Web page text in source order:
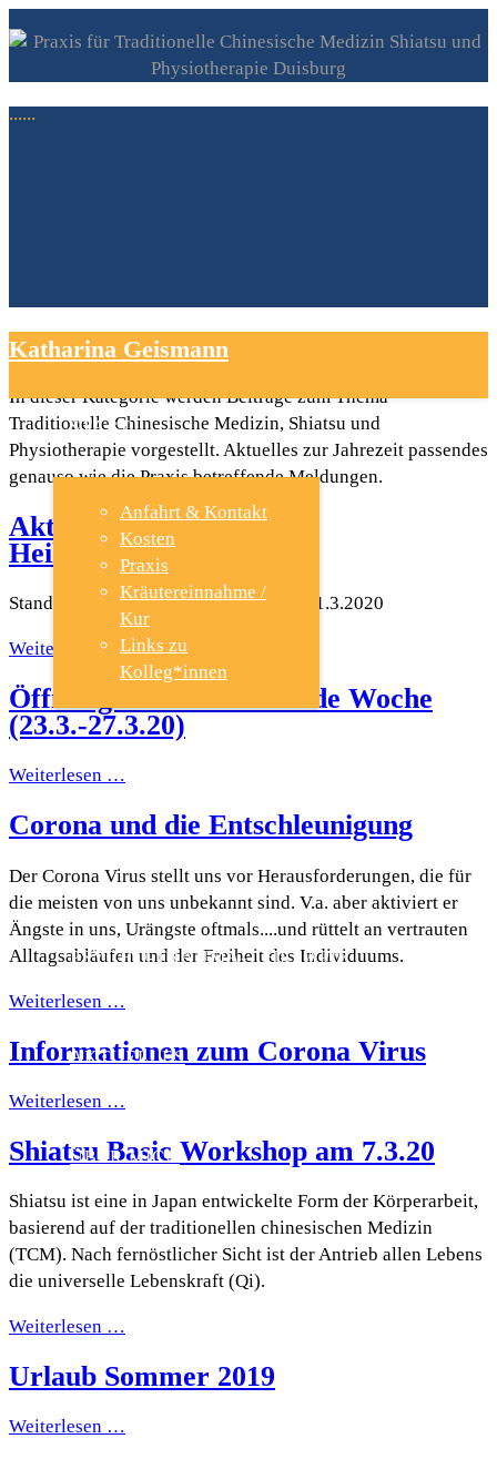
......
Katharina Geismann
START
Anfahrt & Kontakt
Kosten
Praxis
Kräutereinnahme /
Kur
Links zu
Kolleg*innen
PSYCHO-TRAUMA- THERAPIE
AKTUELLES
ÜBER MICH
Aktuelles
In dieser Kategorie werden Beiträge zum Thema
Traditionelle Chinesische Medizin, Shiatsu und
Physiotherapie vorgestellt. Aktuelles zur Jahrezeit passendes
genauso wie die Praxis betreffende Meldungen.
Aktuelle Meldungen zu
Heilpraktikern...
Stand vom 23.3.2020, aktualisiert am 31.3.2020
Weiterlesen …
Öffnungszeiten kommende Woche
(23.3.-27.3.20)
Weiterlesen …
Corona und die Entschleunigung
Der Corona Virus stellt uns vor Herausforderungen, die für
die meisten von uns unbekannt sind. V.a. aber aktiviert er
Ängste in uns, Urängste oftmals....und rüttelt an vertrauten
Alltagsabläufen und der Freiheit des Individuums.
Weiterlesen …
Informationen zum Corona Virus
Weiterlesen …
Shiatsu Basic Workshop am 7.3.20
Shiatsu ist eine in Japan entwickelte Form der Körperarbeit,
basierend auf der traditionellen chinesischen Medizin
(TCM). Nach fernöstlicher Sicht ist der Antrieb allen Lebens
die universelle Lebenskraft (Qi).
Weiterlesen …
Urlaub Sommer 2019
Weiterlesen …